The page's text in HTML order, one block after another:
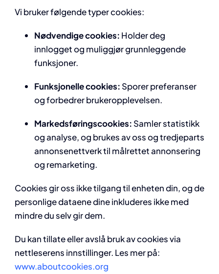
Vi bruker følgende typer cookies:
Nødvendige cookies: Holder deg
innlogget og muliggjør grunnleggende
funksjoner.
Funksjonelle cookies: Sporer preferanser
og forbedrer brukeropplevelsen.
Markedsføringscookies: Samler statistikk
og analyse, og brukes av oss og tredjeparts
annonsenettverk til målrettet annonsering
og remarketing.
Cookies gir oss ikke tilgang til enheten din, og de
personlige dataene dine inkluderes ikke med
mindre du selv gir dem.
Du kan tillate eller avslå bruk av cookies via
nettleserens innstillinger. Les mer på:
www.aboutcookies.org